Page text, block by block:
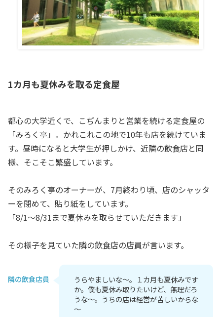
1カ月も夏休みを取る定食屋
都心の大学近くで、こぢんまりと営業を続ける定食屋の
「みろく亭」。かれこれこの地で10年も店を続けていま
す。昼時になると大学生が押しかけ、近隣の飲食店と同
様、そこそこ繁盛しています。
そのみろく亭のオーナーが、7月終わり頃、店のシャッタ
ーを閉めて、貼り紙をしています。
「8/1～8/31まで夏休みを取らせていただきます」
その様子を見ていた隣の飲食店の店員が言います。
隣の飲食店員
うらやましいな～。１カ月も夏休みです
か。僕も夏休み取りたいけど、無理だろ
うな～。うちの店は経営が苦しいからな
～